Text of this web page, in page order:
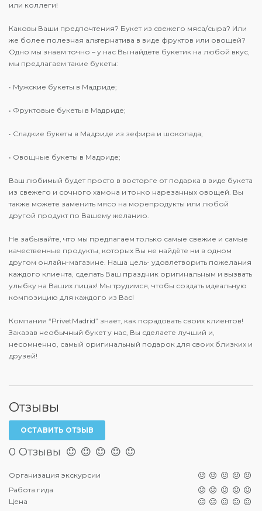
или коллеги!
Каковы Ваши предпочтения? Букет из свежего мяса/сыра? Или
же более полезная альтернатива в виде фруктов или овощей?
Одно мы знаем точно – у нас Вы найдёте букетик на любой вкус,
мы предлагаем такие букеты:
• Мужские букеты в Мадриде;
• Фруктовые букеты в Мадриде;
• Сладкие букеты в Мадриде из зефира и шоколада;
• Овощные букеты в Мадриде;
Ваш любимый будет просто в восторге от подарка в виде букета
из свежего и сочного хамона и тонко нарезанных овощей. Вы
также можете заменить мясо на морепродукты или любой
другой продукт по Вашему желанию.
Не забывайте, что мы предлагаем только самые свежие и самые
качественные продукты, которых Вы не найдёте ни в одном
другом онлайн-магазине. Наша цель- удовлетворить пожелания
каждого клиента, сделать Ваш праздник оригинальным и вызвать
улыбку на Ваших лицах! Мы трудимся, чтобы создать идеальную
композицию для каждого из Вас!
Компания “PrivetMadrid” знает, как порадовать своих клиентов!
Заказав необычный букет у нас, Вы сделаете лучший и,
несомненно, самый оригинальный подарок для своих близких и
друзей!
Отзывы
ОСТАВИТЬ ОТЗЫВ
0 Отзывы
Организация экскурсии
Работа гида
Цена